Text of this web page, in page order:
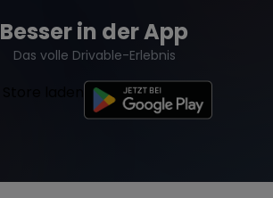
Besser in der App
Das volle Drivable-Erlebnis